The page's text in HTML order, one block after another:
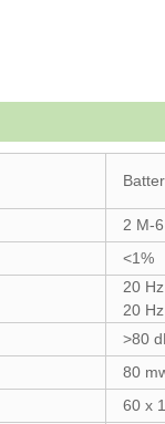
2 M-
<1%
20
20
>80
80
60 x